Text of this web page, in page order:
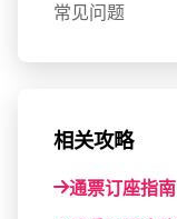
常见问题
相关攻略
通票订座指南